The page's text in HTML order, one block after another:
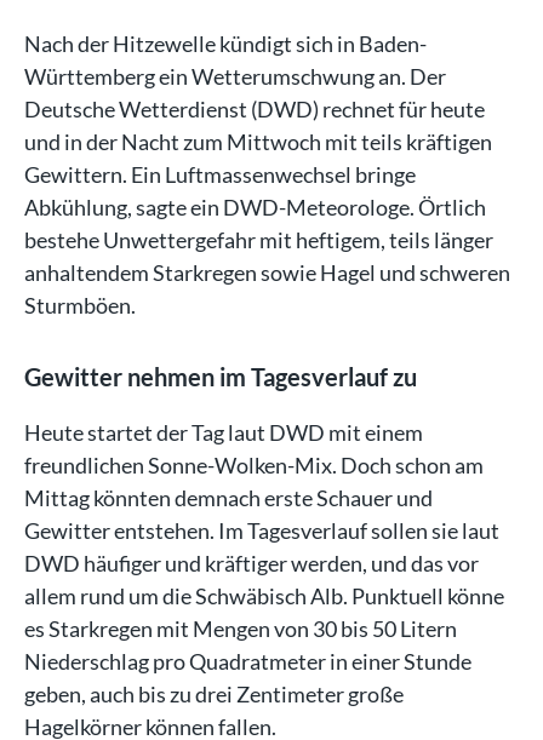
Nach der Hitzewelle kündigt sich in Baden-
Württemberg ein Wetterumschwung an. Der
Deutsche Wetterdienst (DWD) rechnet für heute
und in der Nacht zum Mittwoch mit teils kräftigen
Gewittern. Ein Luftmassenwechsel bringe
Abkühlung, sagte ein DWD-Meteorologe. Örtlich
bestehe Unwettergefahr mit heftigem, teils länger
anhaltendem Starkregen sowie Hagel und schweren
Sturmböen.
Gewitter nehmen im Tagesverlauf zu
Heute startet der Tag laut DWD mit einem
freundlichen Sonne-Wolken-Mix. Doch schon am
Mittag könnten demnach erste Schauer und
Gewitter entstehen. Im Tagesverlauf sollen sie laut
DWD häufiger und kräftiger werden, und das vor
allem rund um die Schwäbisch Alb. Punktuell könne
es Starkregen mit Mengen von 30 bis 50 Litern
Niederschlag pro Quadratmeter in einer Stunde
geben, auch bis zu drei Zentimeter große
Hagelkörner können fallen.